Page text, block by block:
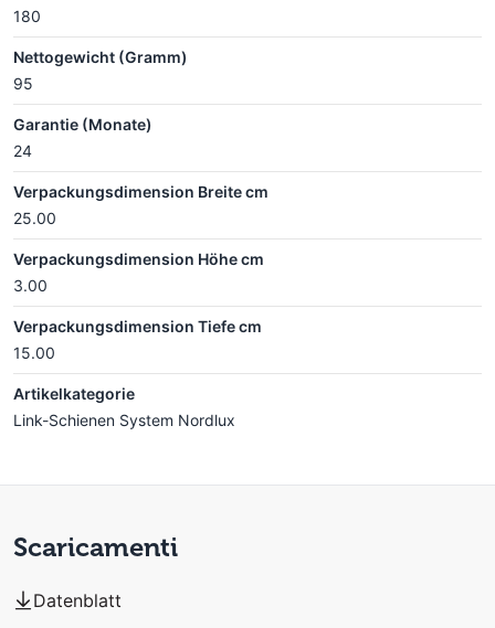
180
Nettogewicht (Gramm)
95
Garantie (Monate)
24
Verpackungsdimension Breite cm
25.00
Verpackungsdimension Höhe cm
3.00
Verpackungsdimension Tiefe cm
15.00
Artikelkategorie
Link-Schienen System Nordlux
Scaricamenti
Datenblatt